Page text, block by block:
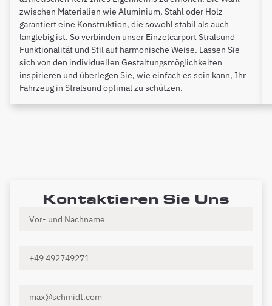
zwischen Materialien wie Aluminium, Stahl oder Holz
garantiert eine Konstruktion, die sowohl stabil als auch
langlebig ist. So verbinden unser Einzelcarport Stralsund
Funktionalität und Stil auf harmonische Weise. Lassen Sie
sich von den individuellen Gestaltungsmöglichkeiten
inspirieren und überlegen Sie, wie einfach es sein kann, Ihr
Fahrzeug in Stralsund optimal zu schützen.
Kontaktieren Sie Uns